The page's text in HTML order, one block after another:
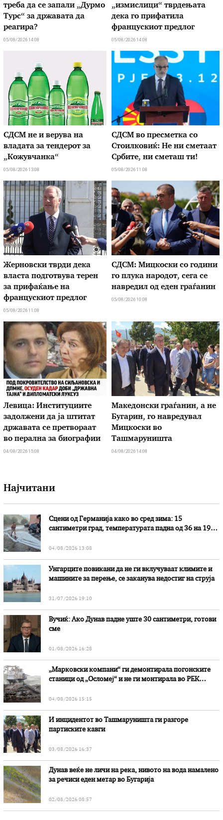
треба да се запали „Дурмо
Турс“ за државата да
реагира?
05/08/2026 14:08
„измислици“ тврдењата
дека го прифатила
францускиот предлог
05/08/2026 14:08
СДСМ не и верува на
владата за тендерот за
„Кожувчанка“
05/08/2026 13:08
СДСМ во пресметка со
Стоилковиќ: Не ни сметаат
Србите, ни сметаш ти!
05/08/2026 11:08
Жерновски тврди дека
власта подготвува терен
за прифаќање на
францускиот предлог
05/08/2026 11:08
СДСМ: Мицкоски со години
го плука народот, сега се
навредил од еден граѓанин
05/08/2026 10:08
Левица: Институциите
задолжени да ја штитат
државата се претвораат
во перална за биографии
04/08/2026 15:08
Македонски граѓанин, а не
Бугарин, го навредувал
Мицкоски во
Ташмаруништа
04/08/2026 14:08
Најчитани
Сцени од Германија како во сред зима: 15
сантиметри град, температурата падна од 36 на 19
04/08/2026 13:08
Унгарците повикани да не ги вклучуваат климите и
машините за перење, се заканува недостиг на струја
31/07/2026 19:10
Вучиќ: Ако Дунав падне уште 30 сантиметри, готови
сме
01/08/2026 16:28
„Марковски компани“ ги демонтирала погонските
станици од „Осломеј“ и не ги монтирала во РЕК
04/08/2026 15:15
И инцидентот во Ташмаруништa ги разгоре
партиските кавги
03/08/2026 16:37
Дунав веќе не личи на река, нивото на вода намалено
за речиси еден метар во Бугарија
02/08/2026 08:57